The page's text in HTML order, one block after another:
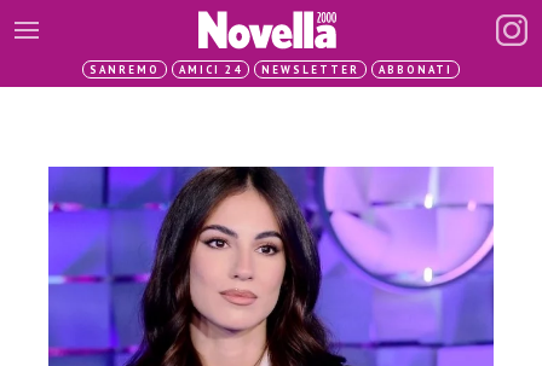
SANREMO AMICI 24 NEWSLETTER ABBONATI